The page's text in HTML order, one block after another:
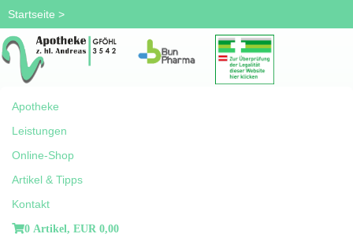
Startseite >
Apotheke
Leistungen
Online-Shop
Artikel & Tipps
Kontakt
0 Artikel, EUR 0,00